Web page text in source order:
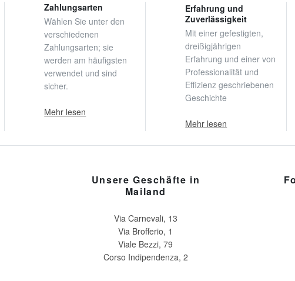
Zahlungsarten
Wählen Sie unter den
verschiedenen
Zahlungsarten; sie
werden am häufigsten
verwendet und sind
sicher.
Mehr lesen
Erfahrung und
Zuverlässigkeit
Mit einer gefestigten,
dreißigjährigen
Erfahrung und einer von
Professionalität und
Effizienz geschriebenen
Geschichte
Mehr lesen
Unsere Geschäfte in
Mailand
Via Carnevali, 13
Via Brofferio, 1
Viale Bezzi, 79
Corso Indipendenza, 2